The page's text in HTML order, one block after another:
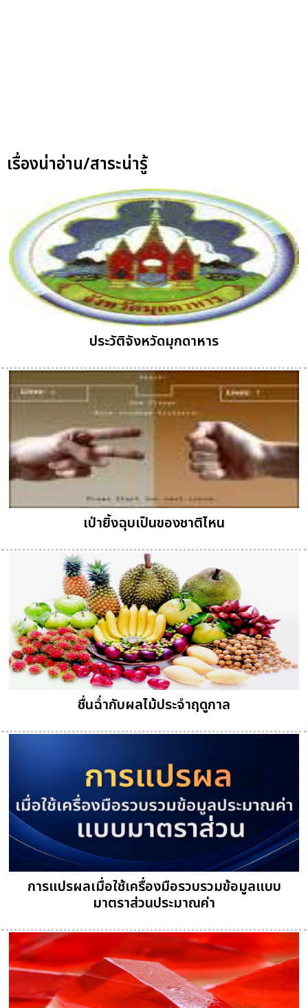
เรื่องน่าอ่าน/สาระน่ารู้
ประวัติจังหวัดมุกดาหาร
เป่ายิ้งฉุบเป็นของชาติไหน
ชื่นฉ่ำกับผลไม้ประจำฤดูกาล
การแปรผลเมื่อใช้เครื่องมือรวบรวมข้อมูลแบบ
มาตราส่วนประมาณค่า